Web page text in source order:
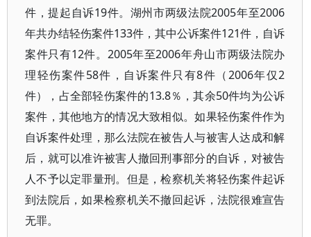
件，提起自诉19件。湖州市两级法院2005年至2006
年共办结轻伤案件133件，其中公诉案件121件，自诉
案件只有12件。2005年至2006年舟山市两级法院办
理轻伤案件58件，自诉案件只有8件（2006年仅2
件），占全部轻伤案件的13.8％，其余50件均为公诉
案件，其他地方的情况大致相似。如果轻伤案件作为
自诉案件处理，那么法院在被告人与被害人达成和解
后，就可以准许被害人撤回刑事部分的自诉，对被告
人不予以定罪量刑。但是，检察机关将轻伤案件起诉
到法院后，如果检察机关不撤回起诉，法院很难宣告
无罪。